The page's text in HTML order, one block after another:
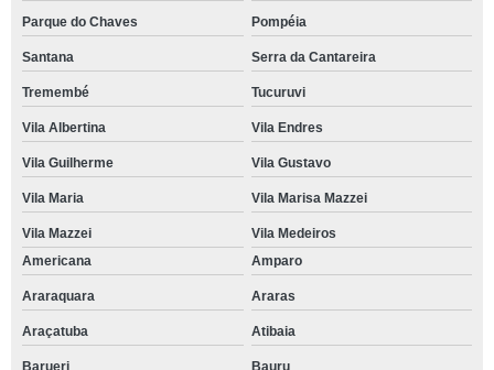
Parque do Chaves Pompéia
Santana Serra da Cantareira
Tremembé Tucuruvi
Vila Albertina Vila Endres
Vila Guilherme Vila Gustavo
Vila Maria Vila Marisa Mazzei
Vila Mazzei
Vila Medeiros
Americana
Amparo
Araraquara Araras
Araçatuba Atibaia
Barueri Bauru